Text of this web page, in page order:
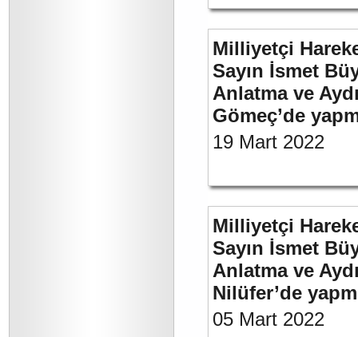
Milliyetçi
Sayın İsmet
Anlatma ve
Gömeç’de
19 Mart 2022
Milliyetçi
Sayın İsmet
Anlatma ve
Nilüfer’de
05 Mart 2022